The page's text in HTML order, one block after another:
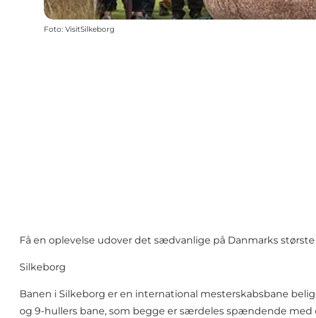
Foto: VisitSilkeborg
Få en oplevelse udover det sædvanlige på Danmarks
Silkeborg
Banen i Silkeborg er en international mesterskabsbane
og 9-hullers bane, som begge er særdeles spændende med